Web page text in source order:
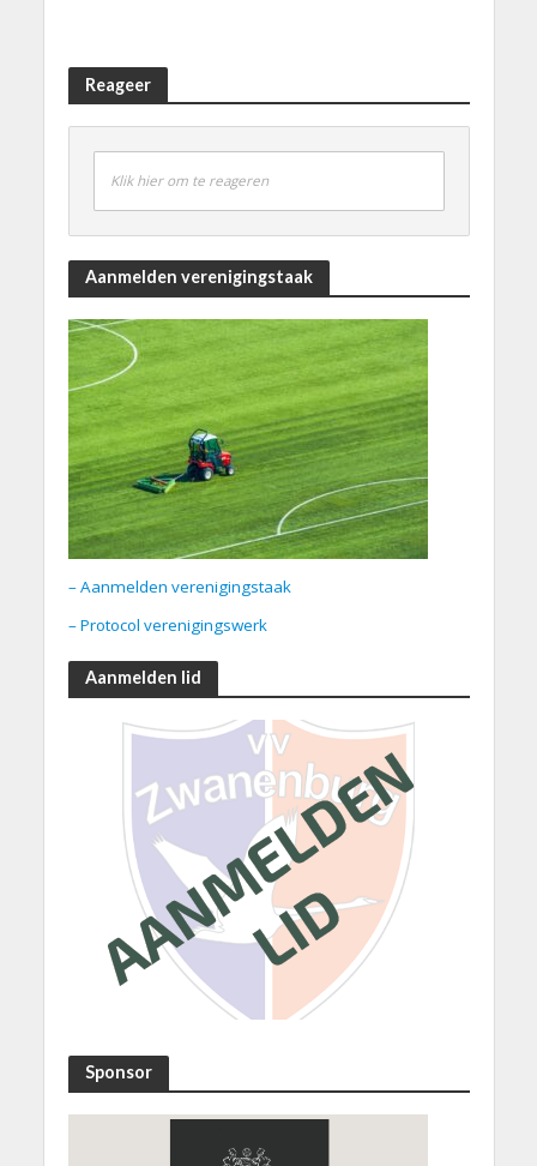
Reageer
Klik hier om te reageren
Aanmelden verenigingstaak
– Aanmelden verenigingstaak
– Protocol verenigingswerk
Aanmelden lid
Sponsor